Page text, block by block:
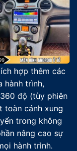
hợp thêm các
hành trình,
độ (tùy phiên
toàn cảnh xung
trong không
nâng cao sự
hành trình.